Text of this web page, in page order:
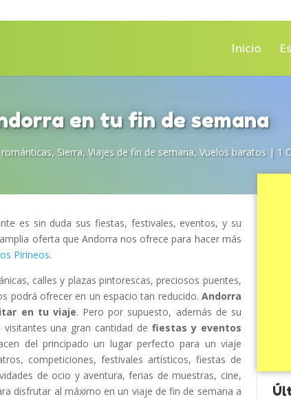
Inicio
en tu fin de semana
, Sierra, Viajes de fin de semana, Vuelos baratos| 1
es sin duda sus fiestas, festivales, eventos, y su
oferta que Andorra nos ofrece para hacer más
Pirineos.
calles y plazas pintorescas, preciosos puentes,
podrá ofrecer en un espacio tan reducido. Andorra
en tu viaje. Pero por supuesto, además de su
una gran cantidad defiestas y eventos
del principado un lugar perfecto para un viaje
competiciones, festivales artísticos, fiestas de
de ocio y aventura, ferias de muestras, cine,
disfrutar al máximo en un viaje de fin de semana a